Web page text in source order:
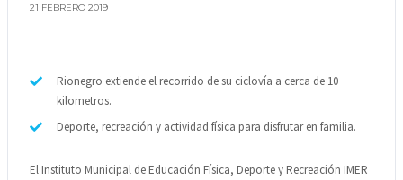
21 FEBRERO 2019
Rionegro extiende el recorrido de su ciclovía a cerca de 10
kilometros.
Deporte, recreación y actividad física para disfrutar en familia.
El Instituto Municipal de Educación Física, Deporte y Recreación IMER